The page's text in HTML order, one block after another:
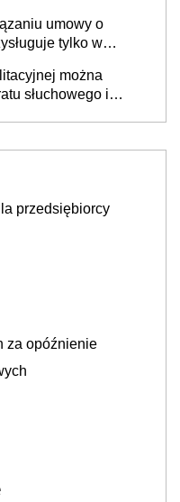
umowy o
tylko w
można
słuchowego i
przedsiębiorcy
za opóźnienie